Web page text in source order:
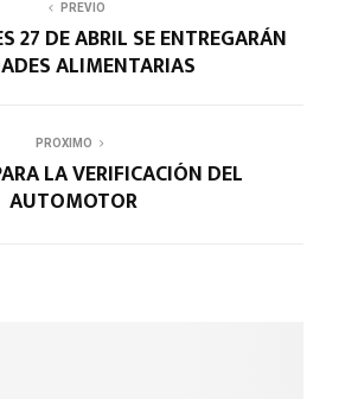
PREVIO
27 DE ABRIL SE ENTREGARÁN
ALIMENTARIAS
PROXIMO
LA VERIFICACIÓN DEL
AUTOMOTOR